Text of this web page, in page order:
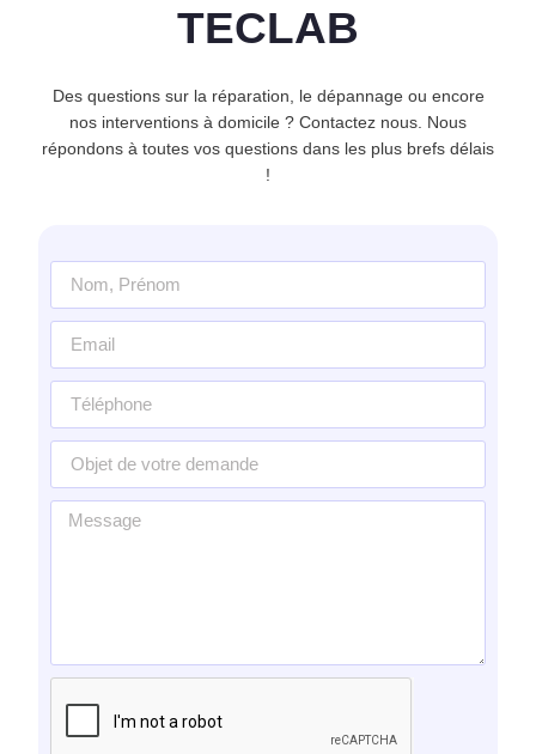
TECLAB
Des questions sur la réparation, le dépannage ou encore
nos interventions à domicile ? Contactez nous. Nous
répondons à toutes vos questions dans les plus brefs délais
!